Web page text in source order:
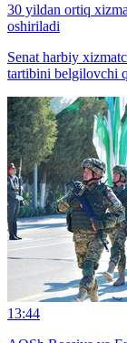
30 yildan ortiq
oshiriladi
Senat harbiy
tartibini belgilovchi
13:44